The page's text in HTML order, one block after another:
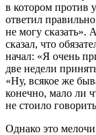
в котором против
ответил
не могу сказать».
сказал, что
начал: «Я очень
две недели
«Ну, всякое же
конечно, мало ли
не стоило
Однако это